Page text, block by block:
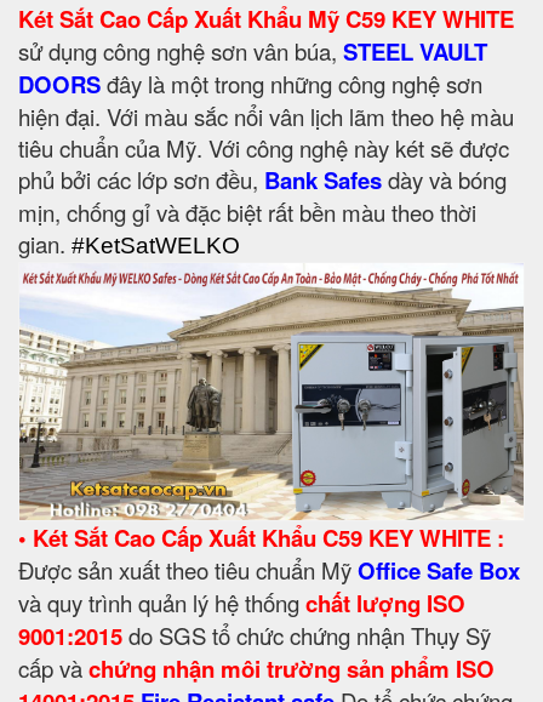
Két Sắt Cao Cấp Xuất Khẩu Mỹ C59 KEY WHITE
sử dụng công nghệ sơn vân búa, STEEL VAULT
DOORSđây là một trong những công nghệ sơn
hiện đại. Với màu sắc nổi vân lịch lãm theo hệ màu
tiêu chuẩn của Mỹ. Với công nghệ này két sẽ được
phủ bởi các lớp sơn đều, Bank Safesdày và bóng
mịn, chống gỉ và đặc biệt rất bền màu theo thời
gian. #KetSatWELKO
• Két Sắt Cao Cấp Xuất Khẩu C59 KEY WHITE :
Được sản xuất theo tiêu chuẩn MỹOffice Safe Box
và quy trình quản lý hệ thống chất lượng ISO
9001:2015do SGS tổ chức chứng nhận Thụy Sỹ
cấp vàchứng nhận môi trường sản phẩm ISO